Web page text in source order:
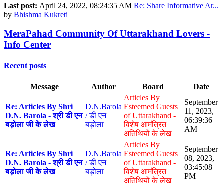
Last post: April 24, 2022, 08:24:35 AM Re: Share Informative Ar...
by Bhishma Kukreti
MeraPahad Community Of Uttarakhand Lovers -
Info Center
Recent posts
Message Author Board Date
Re: Articles By Shri
D.N. Barola - श्री डी एन
बड़ोला जी के लेख
D.N.Barola
/ डी एन
बड़ोला
Articles By
Esteemed Guests
of Uttarakhand -
विशेष आमंत्रित
अतिथियों के लेख
September
11, 2023,
06:39:36
AM
Re: Articles By Shri
D.N. Barola - श्री डी एन
बड़ोला जी के लेख
D.N.Barola
/ डी एन
बड़ोला
Articles By
Esteemed Guests
of Uttarakhand -
विशेष आमंत्रित
अतिथियों के लेख
September
08, 2023,
03:45:08
PM